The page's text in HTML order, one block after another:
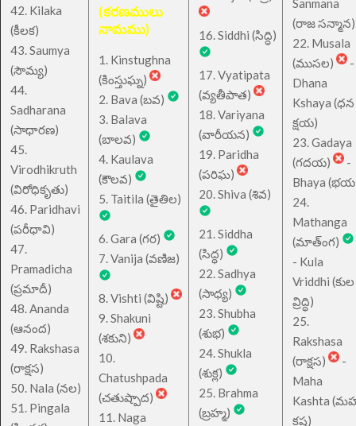
42. Kilaka
(కీలక)
43. Saumya
(సౌమ్య)
44.
Sadharana
(సాధారణ)
45.
Virodhikruth
(విరోధికృతు)
46. Paridhavi
(పరీధావి)
47.
Pramadicha
(ప్రమాదీ)
48. Ananda
(ఆనంద)
49. Rakshasa
(రాక్షస)
50. Nala (నల)
51. Pingala
(కరణములు
నామము)
1. Kinstughna
(కింస్తుఘ్న)
2. Bava (బవ)
3. Balava
(బాలవ)
4. Kaulava
(కౌలవ)
5. Taitila (తైతిల)
6. Gara (గర)
7. Vanija (వణిజ)
8. Vishti (విష్టి)
9. Shakuni
(శకుని)
10.
Chatushpada
(చతుష్పాద)
11. Naga
16. Siddhi (సిద్ధి)
17. Vyatipata
(వ్యతీపాత)
18. Variyana
(వారీయన)
19. Paridha
(పరిఘ)
20. Shiva (శివ)
21. Siddha
(సిద్ధ)
22. Sadhya
(సాధ్య)
23. Shubha
(శుభ)
24. Shukla
(శుక్ల)
25. Brahma
(బ్రహ్మ)
Sanmana
(రాజ సన్మాన)
22. Musala
(ముసల)
-
Dhana
Kshaya (ధన
క్షయ)
23. Gadaya
(గదయ)
-
Bhaya
24.
Mathanga
(మాత్ంగ)
- Kula
Vriddhi (కుల
వ్రిద్ధి)
25.
Rakshasa
(రాక్షస)
-
Maha
Kashta
కష్ట)